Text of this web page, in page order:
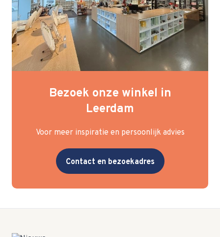
Bezoek onze winkel in
Leerdam
Voor meer inspiratie en persoonlijk advies
Contact en bezoekadres